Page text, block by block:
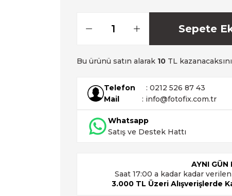
Sepete
Bu ürünü satın alarak 10 TL
Telefon
: 0212 526 87 43
Mail
: info@fotofix.com.tr
Whatsapp
Satış ve Destek Hattı
AYNI GÜN
Saat 17:00 a kadar kadar
3.000 TL Üzeri Alışverişlerde